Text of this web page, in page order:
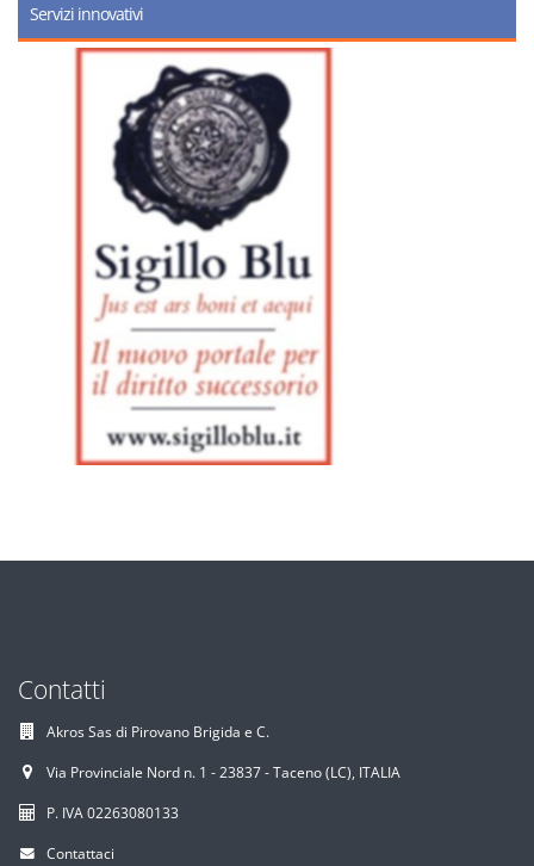
Servizi innovativi
Contatti
Akros Sas di Pirovano Brigida e C.
Via Provinciale Nord n. 1 - 23837 - Taceno (LC), ITALIA
P. IVA 02263080133
Contattaci